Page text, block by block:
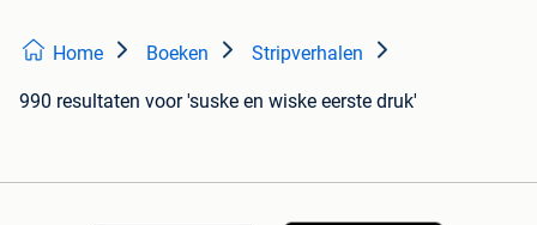
Home Boeken Stripverhalen
990 resultaten voor 'suske en wiske eerste druk'